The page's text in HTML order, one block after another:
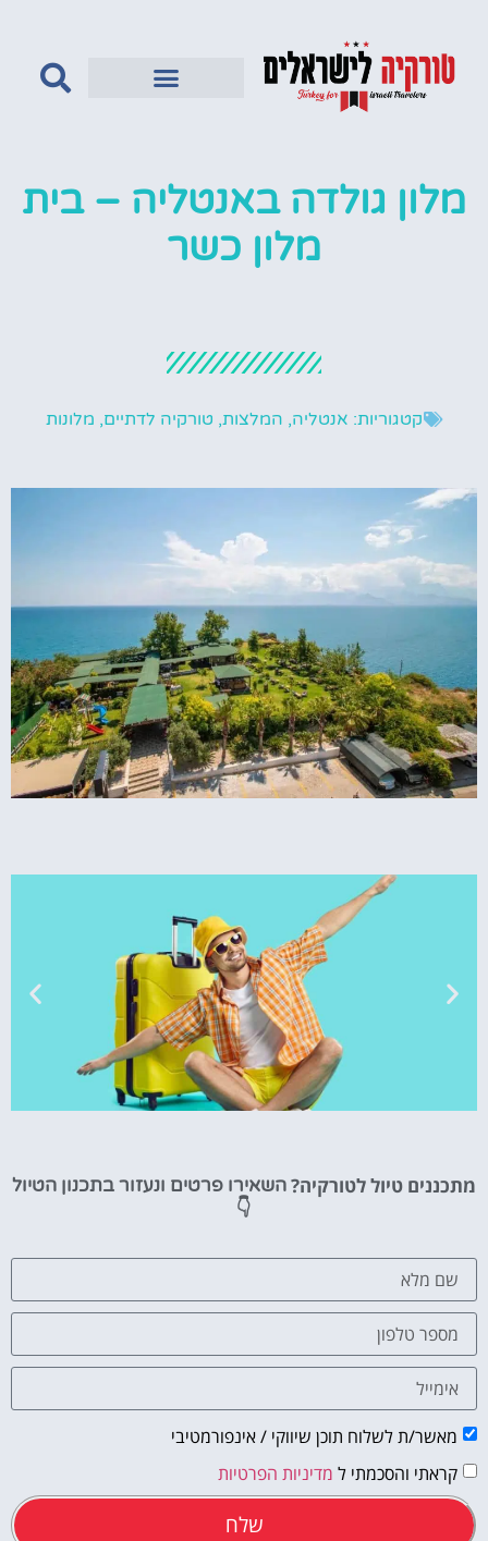
מלון גולדה באנטליה – בית
מלון כשר
קטגוריות: אנטליה, המלצות, טורקיה לדתיים, מלונות
מציאת
לחצו
מתכננים טיול לטורקיה?השאירו פרטים ונעזור בתכנון הטיול
👇
מאשר/ת לשלוח תוכן שיווקי / אינפורמטיבי
קראתי והסכמתי ל מדיניות הפרטיות
שלח